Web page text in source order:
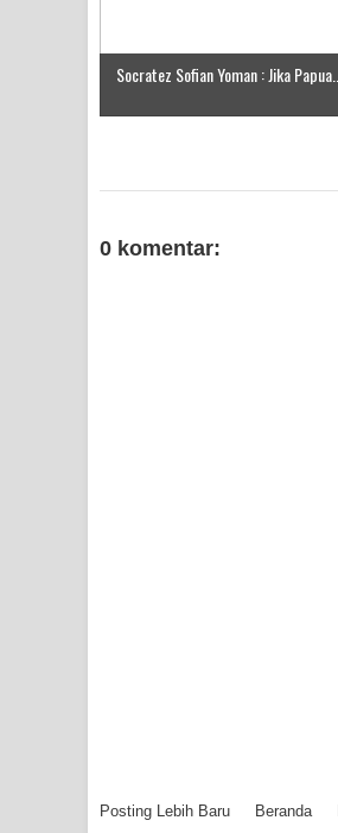
Socratez Sofian Yoman : Jika Papua...
0 komentar:
Posting Lebih Baru Beranda